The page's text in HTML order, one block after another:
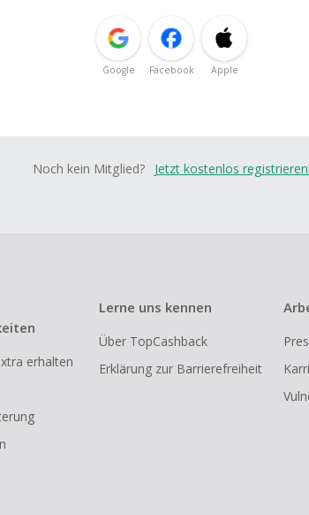
Google Facebook Apple
Noch kein Mitglied? Jetzt kostenlos registrieren!
erhalten
Lerne uns kennen
Über TopCashback
Erklärung zur Barrierefreiheit